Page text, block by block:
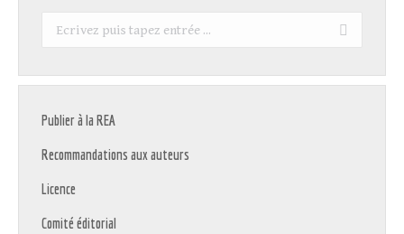
Recherche
Publier à la REA
Recommandations aux auteurs
Licence
Comité éditorial